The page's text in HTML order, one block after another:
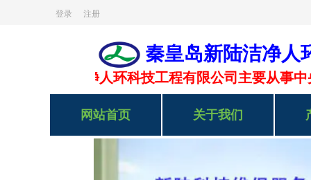
登录 注册
岛新陆洁净人环科技工程有限公司主要从事中
河北省洁净
调设备维修安装A类Ⅱ级企业秦皇岛新陆洁净人
网站首页 关于我们